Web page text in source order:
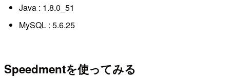
Java : 1.8.0_51
MySQL : 5.6.25
Speedmentを使ってみる